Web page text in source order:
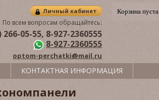
Корзина пуста
Личный кабинет
По всем вопросам обращайтесь:
266-05-55, 8-927-2360555
8-927-2360555
optom-perchatki@mail.ru
КОНТАКТНАЯ ИНФОРМАЦИЯ